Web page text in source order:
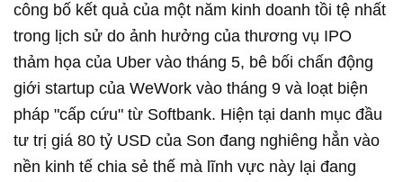
công bố kết quả của một năm kinh doanh tồi tệ nhất
trong lịch sử do ảnh hưởng của thương vụ IPO
thảm họa của Uber vào tháng 5, bê bối chấn động
giới startup của WeWork vào tháng 9 và loạt biện
pháp "cấp cứu" từ Softbank. Hiện tại danh mục đầu
tư trị giá 80 tỷ USD của Son đang nghiêng hẳn vào
nền kinh tế chia sẻ thế mà lĩnh vực này lại đang